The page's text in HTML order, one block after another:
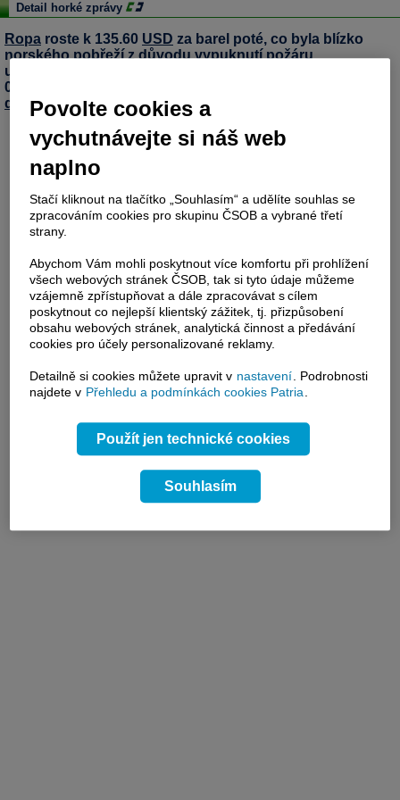
Detail horké zprávy
Ropa roste k 135.60 USD za barel poté, co byla blízko
norského pobřeží z důvodu vypuknutí požáru
uzavřena plošina těžící ropu a zemní plyn v objemu 150
000 barelů denně. Vliv na růst ceny má též klesající
dolar1.5485. (Bloomberg)
Povolte cookies a
vychutnávejte si náš web
naplno
Stačí kliknout na tlačítko „Souhlasím“ a udělíte souhlas se
zpracováním cookies pro skupinu ČSOB a vybrané třetí
strany.
Abychom Vám mohli poskytnout více komfortu při prohlížení
všech webových stránek ČSOB, tak si tyto údaje můžeme
vzájemně zpřístupňovat a dále zpracovávat s cílem
poskytnout co nejlepší klientský zážitek, tj. přizpůsobení
obsahu webových stránek, analytická činnost a předávání
cookies pro účely personalizované reklamy.
Detailně si cookies můžete upravit v nastavení. Podrobnosti
najdete v Přehledu a podmínkách cookies Patria.
Použít jen technické cookies
Souhlasím